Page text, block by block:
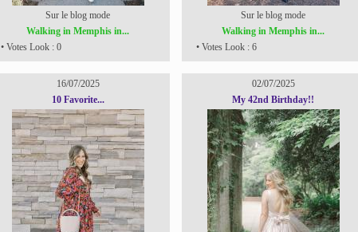
Sur le blog mode
Walking in Memphis in...
• Votes Look : 0
Sur le blog mode
Walking in Memphis in...
• Votes Look : 6
16/07/2025
10 Favorite...
02/07/2025
My 42nd Birthday!!